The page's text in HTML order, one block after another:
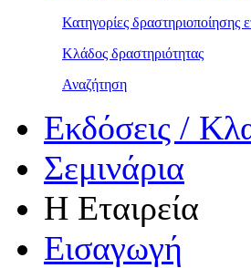
Κατηγορίες δραστηριοποίησης
Κλάδος δραστηριότητας
Αναζήτηση
Εκδόσεις /
Σεμινάρια
Η Εταιρεία
Εισαγωγή